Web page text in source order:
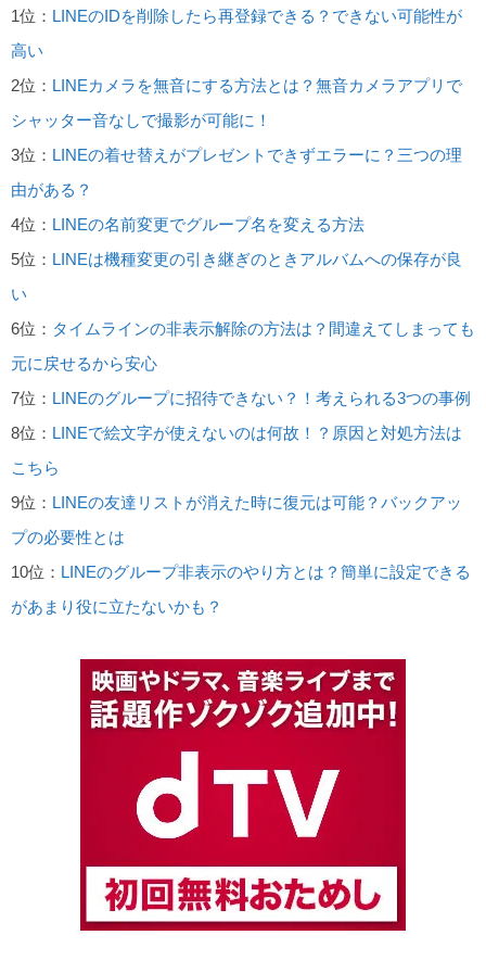
1位： LINEのIDを削除したら再登録できる？できない可能性が
高い
2位： LINEカメラを無音にする方法とは？無音カメラアプリで
シャッター音なしで撮影が可能に！
3位： LINEの着せ替えがプレゼントできずエラーに？三つの理
由がある？
4位： LINEの名前変更でグループ名を変える方法
5位： LINEは機種変更の引き継ぎのときアルバムへの保存が良
い
6位： タイムラインの非表示解除の方法は？間違えてしまっても
元に戻せるから安心
7位： LINEのグループに招待できない？！考えられる3つの事例
8位： LINEで絵文字が使えないのは何故！？原因と対処方法は
こちら
9位： LINEの友達リストが消えた時に復元は可能？バックアッ
プの必要性とは
10位： LINEのグループ非表示のやり方とは？簡単に設定できる
があまり役に立たないかも？